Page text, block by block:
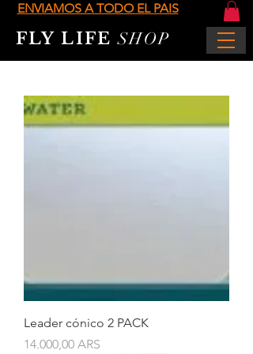
ENVIAMOS A TODO EL PAIS
FLY LIFESHOP
Leader cónico 2 PACK
Precio
14.000,00 ARS